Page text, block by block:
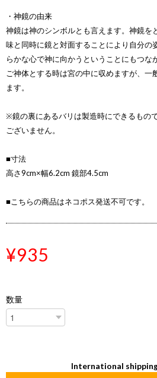
・神鏡の由来
神鏡は神のシンボルとも言えます。神鏡を
味と同時に鏡と対面することにより自分の
らかな心で神に向かうということにもつな
ご神体とする時は宮の中に収めますが、一
ます。
※鏡の裏にあるバリは製造時にできるもの
ございません。
■寸法
高さ9cm×幅6.2cm 鏡部4.5cm
■こちらの商品はネコポス発送不可です。
¥935
数量
International